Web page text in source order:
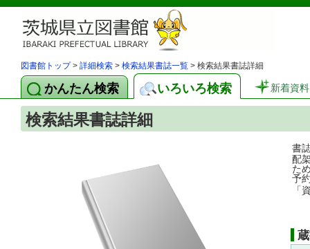
図書館トップ> 詳細検索 > 検索結果書誌一覧 > 検索結果書誌詳細
かんたん検索 いろいろ検索 新着資料
検索結果書誌詳細
書
配
た
予
「